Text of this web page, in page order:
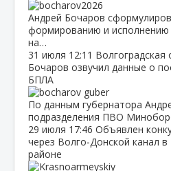
Андрей Бочаров
формированию и
на…
31 июля 12:11 Волгоградская
Бочаров озвучил данные о
БПЛА
По данным губернатора
подразделения ПВО
29 июля 17:46 Объявлен
через Волго‑Донской канал
районе